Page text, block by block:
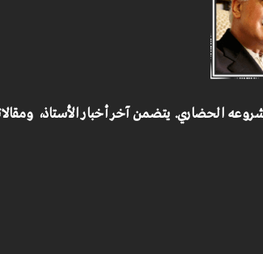
الحضاري. يتضمن آخر أخبار الأستاذ،